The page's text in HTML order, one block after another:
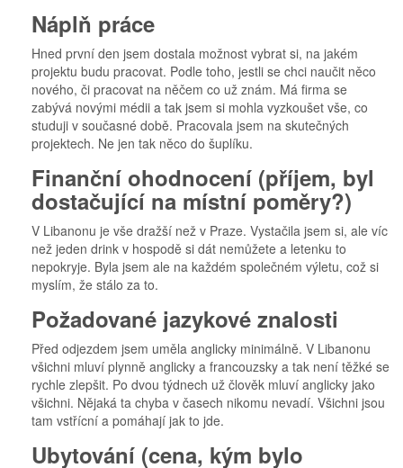
Náplň práce
Hned první den jsem dostala možnost vybrat si, na jakém
projektu budu pracovat. Podle toho, jestli se chci naučit něco
nového, či pracovat na něčem co už znám. Má firma se
zabývá novými médii a tak jsem si mohla vyzkoušet vše, co
studuji v současné době. Pracovala jsem na skutečných
projektech. Ne jen tak něco do šuplíku.
Finanční ohodnocení (příjem, byl
dostačující na místní poměry?)
V Libanonu je vše dražší než v Praze. Vystačila jsem si, ale víc
než jeden drink v hospodě si dát nemůžete a letenku to
nepokryje. Byla jsem ale na každém společném výletu, což si
myslím, že stálo za to.
Požadované jazykové znalosti
Před odjezdem jsem uměla anglicky minimálně. V Libanonu
všichni mluví plynně anglicky a francouzsky a tak není těžké se
rychle zlepšit. Po dvou týdnech už člověk mluví anglicky jako
všichni. Nějaká ta chyba v časech nikomu nevadí. Všichni jsou
tam vstřícní a pomáhají jak to jde.
Ubytování (cena, kým bylo